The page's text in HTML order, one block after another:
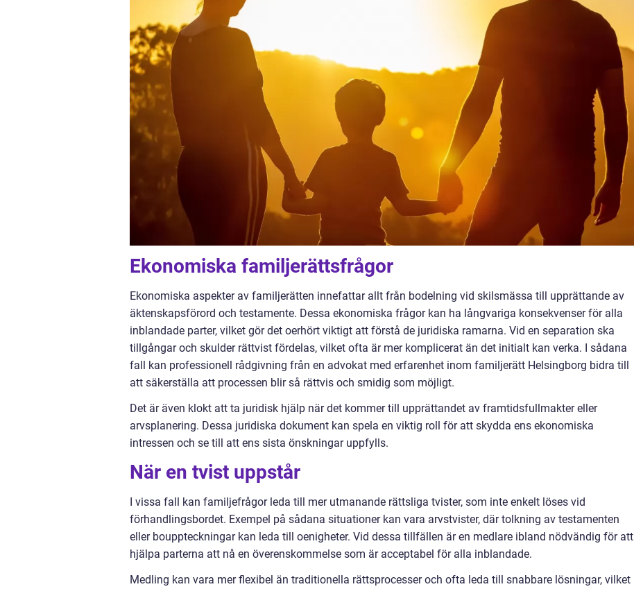
Ekonomiska familjerättsfrågor
Ekonomiska aspekter av familjerätten innefattar allt från bodelning vid skilsmässa till upprättande av
äktenskapsförord och testamente. Dessa ekonomiska frågor kan ha långvariga konsekvenser för alla
inblandade parter, vilket gör det oerhört viktigt att förstå de juridiska ramarna. Vid en separation ska
tillgångar och skulder rättvist fördelas, vilket ofta är mer komplicerat än det initialt kan verka. I sådana
fall kan professionell rådgivning från en advokat med erfarenhet inom familjerätt Helsingborg bidra till
att säkerställa att processen blir så rättvis och smidig som möjligt.
Det är även klokt att ta juridisk hjälp när det kommer till upprättandet av framtidsfullmakter eller
arvsplanering. Dessa juridiska dokument kan spela en viktig roll för att skydda ens ekonomiska
intressen och se till att ens sista önskningar uppfylls.
När en tvist uppstår
I vissa fall kan familjefrågor leda till mer utmanande rättsliga tvister, som inte enkelt löses vid
förhandlingsbordet. Exempel på sådana situationer kan vara arvstvister, där tolkning av testamenten
eller bouppteckningar kan leda till oenigheter. Vid dessa tillfällen är en medlare ibland nödvändig för att
hjälpa parterna att nå en överenskommelse som är acceptabel för alla inblandade.
Medling kan vara mer flexibel än traditionella rättsprocesser och ofta leda till snabbare lösningar, vilket